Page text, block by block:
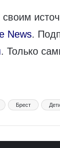
News.
. Только
Брест